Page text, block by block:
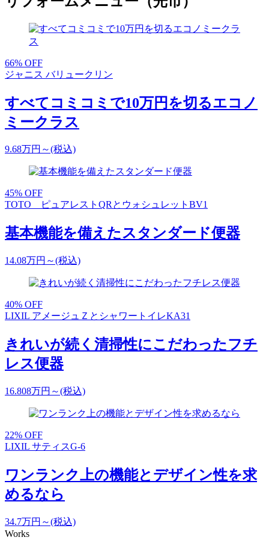
66% OFF
ジャニス バリュークリン
すべてコミコミで10万円を切るエコノ
ミークラス
9.68万円～(税込)
45% OFF
TOTO ピュアレストQRとウォシュレットBV1
基本機能を備えたスタンダード便器
14.08万円～(税込)
40% OFF
LIXIL アメージュＺとシャワートイレKA31
きれいが続く清掃性にこだわったフチ
レス便器
16.808万円～(税込)
22% OFF
LIXIL サティスG-6
ワンランク上の機能とデザイン性を求
めるなら
34.7万円～(税込)
Works